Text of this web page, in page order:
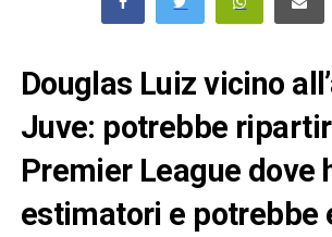
Douglas Luiz vicino
Juve: potrebbe
Premier League dove
estimatori e potrebbe